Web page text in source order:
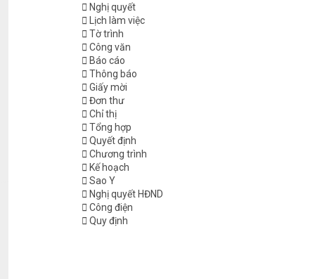
Nghị quyết
Lịch làm việc
Tờ trình
Công văn
Báo cáo
Thông báo
Giấy mời
Đơn thư
Chỉ thị
Tổng hợp
Quyết định
Chương trình
Kế hoạch
Sao Y
Nghị quyết HĐND
Công điện
Quy định